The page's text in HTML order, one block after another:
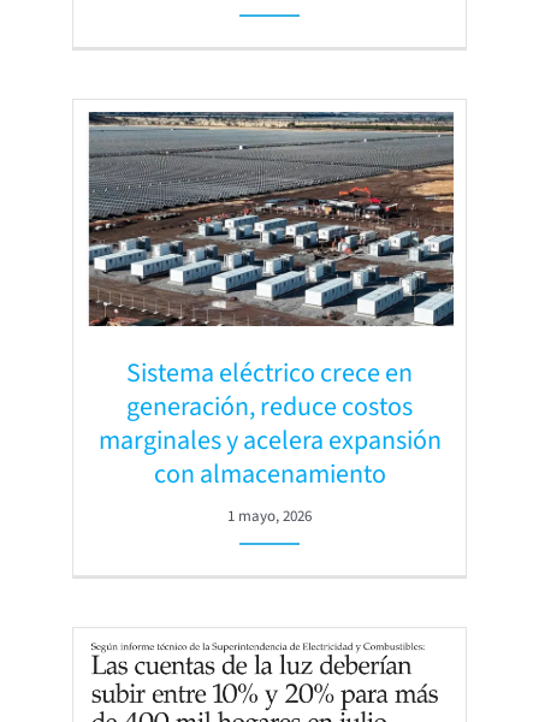
Sistema eléctrico crece en
generación, reduce costos
marginales y acelera expansión
con almacenamiento
1 mayo, 2026